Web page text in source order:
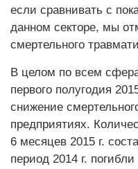
если сравнивать с
данном секторе, мы
смертельного
В целом по всем
первого полугодия
снижение
предприятиях.
6 месяцев 2015 г.
период 2014 г.